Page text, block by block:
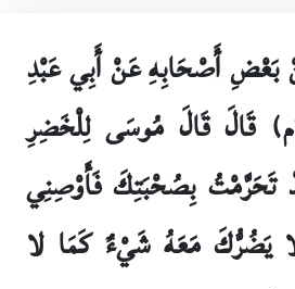
أَصْحَابِهِ عَنْ أَبِي عَبْدِ
قَالَ قَالَ مُوسَى لِلْخَضِرِ
تَحَرَّمْتُ بِصُحْبَتِكَ فَأَوْصِنِي
يَضُرُّكَ مَعَهُ شَيْ‏ءٌ كَمَا لا